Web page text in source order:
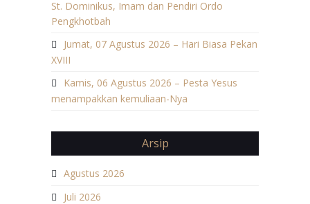
St. Dominikus, Imam dan Pendiri Ordo
Pengkhotbah
Jumat, 07 Agustus 2026 – Hari Biasa Pekan
XVIII
Kamis, 06 Agustus 2026 – Pesta Yesus
menampakkan kemuliaan-Nya
Arsip
Agustus 2026
Juli 2026